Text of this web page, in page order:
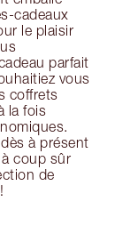
cadeaux
le plaisir
parfait
vous
coffrets
la fois
à présent
coup sûr
de